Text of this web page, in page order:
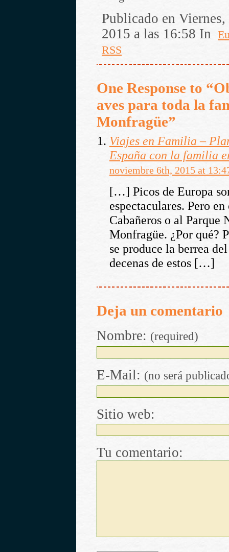
Publicado en
2015 a las 16:58 In
RSS
One Response to
aves para toda la
Monfragüe”
Viajes en Familia –
España con la familia
noviembre 6th, 2015 at
[…] Picos de Europa
espectaculares. Pero
Cabañeros o al Parque
Monfragüe. ¿Por qué?
se produce la berrea
decenas de estos […]
Deja un comentario
Nombre: (required)
E-Mail: (no será
Sitio web:
Tu comentario: